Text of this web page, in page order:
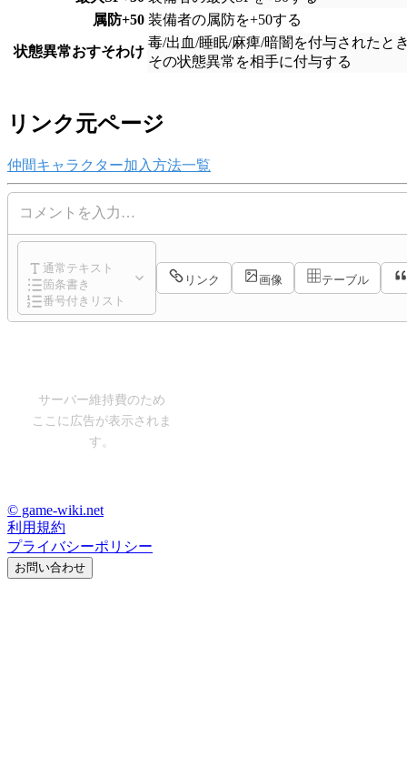
属防+50 装備者の属防を+50する
状態異常おすそわけ
毒/出血/睡眠/麻痺/暗闇を付与されたと
その状態異常を相手に付与する
リンク元ページ
仲間キャラクター加入方法一覧
コメントを入力…
通常テキスト
箇条書き
番号付きリスト
リンク 画像 テーブル
サーバー維持費のため
ここに広告が表示されま
す。
© game-wiki.net
利用規約
プライバシーポリシー
お問い合わせ